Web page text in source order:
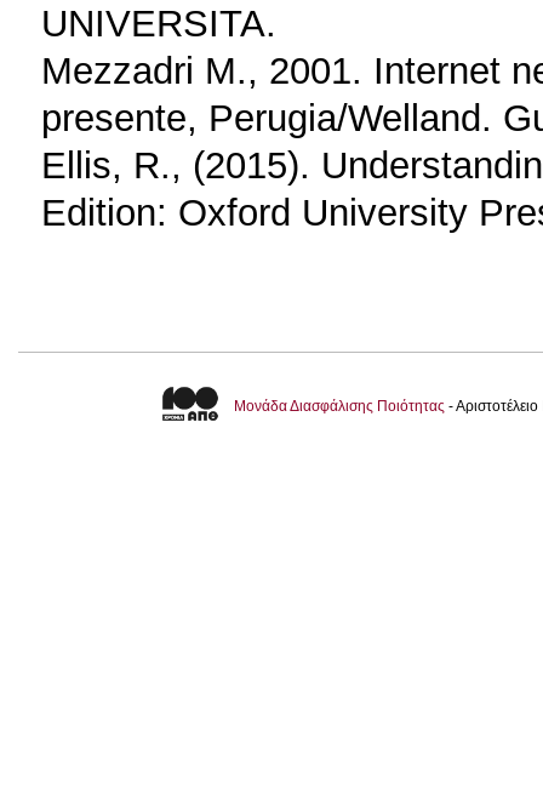
UNIVERSITA.
Mezzadri M., 2001. Internet
presente, Perugia/Welland.
Ellis, R., (2015).
Edition: Oxford University
Μονάδα Διασφάλισης Ποιότητας -